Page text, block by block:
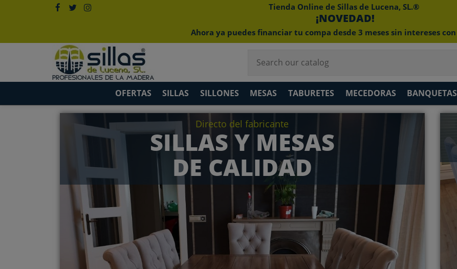
Tienda Online de Sillas de Lucena, SL.®
¡NOVEDAD!
Ahora ya puedes financiar tu compa desde 3 meses sin intereses con
OFERTAS SILLAS SILLONES MESAS TABURETES MECEDORAS BANQUETAS
Directo del fabricante
SILLAS Y MESAS
DE CALIDAD